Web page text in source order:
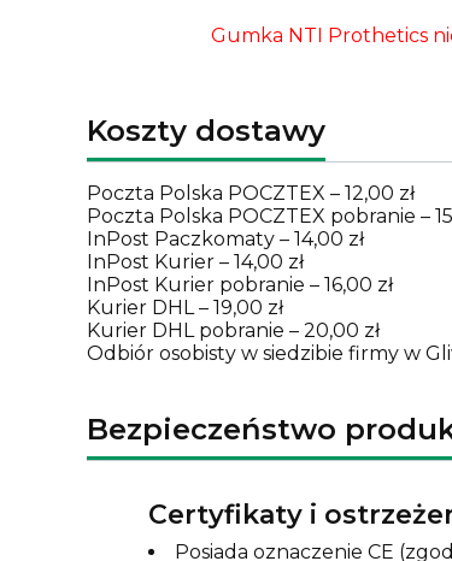
Gumka NTI Prothetics
Koszty dostawy
Poczta Polska POCZTEX – 12,00 zł
Poczta Polska POCZTEX pobranie –
InPost Paczkomaty – 14,00 zł
InPost Kurier – 14,00 zł
InPost Kurier pobranie – 16,00 zł
Kurier DHL – 19,00 zł
Kurier DHL pobranie – 20,00 zł
Odbiór osobisty w siedzibie firmy w
Bezpieczeństwo
Certyfikaty i
Posiada oznaczenie CE